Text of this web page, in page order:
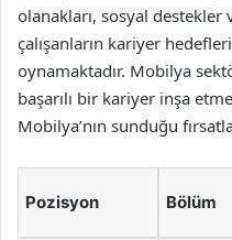
olanakları, sosyal destekler
çalışanların kariyer
oynamaktadır. Mobilya
başarılı bir kariyer inşa
Mobilya’nın sunduğu
Pozisyon Bölüm